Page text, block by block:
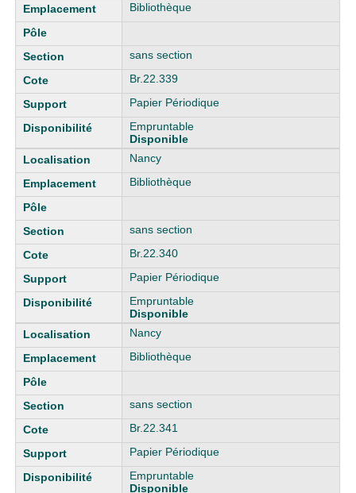
Bibliothèque
sans section
Br.22.339
Papier Périodique
Empruntable
Disponible
Nancy
Bibliothèque
sans section
Br.22.340
Papier Périodique
Empruntable
Disponible
Nancy
Bibliothèque
sans section
Br.22.341
Papier Périodique
Empruntable
Disponible